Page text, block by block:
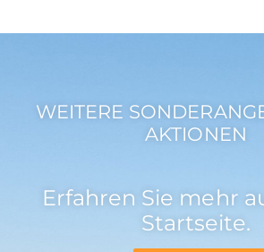
WEITERE
AKTIONEN
Erfahren Sie mehr
Startseite.